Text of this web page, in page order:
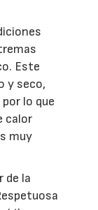
Este
y seco,
lo que
calor
muy
de la